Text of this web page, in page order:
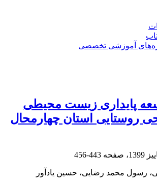
آموزشی تخصصی
پایداری زیست محیطی
روستایی استان چهار‌محال
443-456
رسول محمد رضایی، حسین یادآور